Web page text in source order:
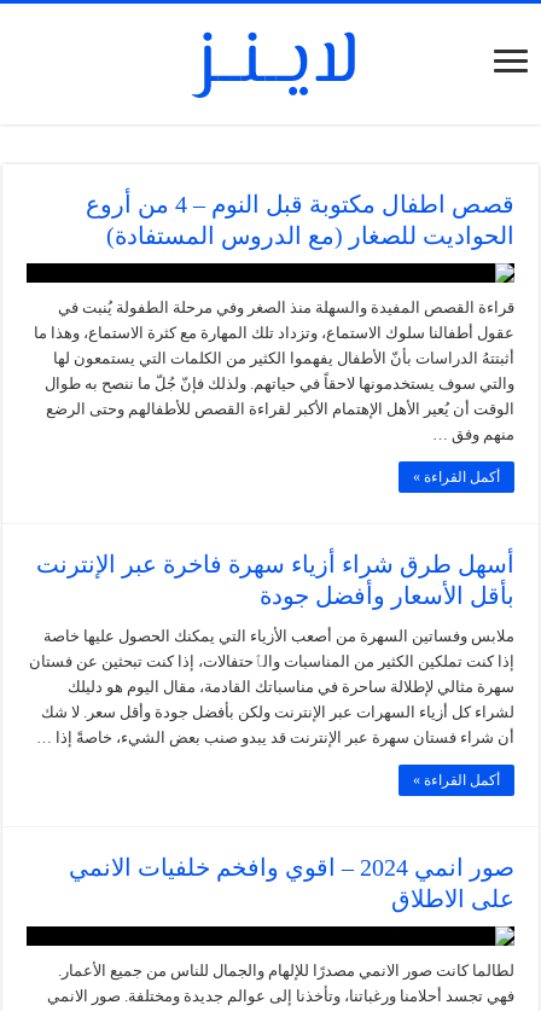
قصص اطفال مكتوبة قبل النوم – 4 من أروع
الحواديت للصغار (مع الدروس المستفادة)
قراءة القصص المفيدة والسهلة منذ الصغر وفي مرحلة الطفولة يُنبت في
عقول أطفالنا سلوك الاستماع، وتزداد تلك المهارة مع كثرة الاستماع، وهذا ما
أثبتتهُ الدراسات بأنّ الأطفال يفهموا الكثير من الكلمات التي يستمعون لها
والتي سوف يستخدمونها لاحقاً في حياتهم. ولذلك فإنّ جُلّ ما ننصح به طوال
الوقت أن يُعير الأهل الإهتمام الأكبر لقراءة القصص للأطفالهم وحتى الرضع
منهم وفق …
أكمل القراءة »
أسهل طرق شراء أزياء سهرة فاخرة عبر الإنترنت
بأقل الأسعار وأفضل جودة
ملابس وفساتين السهرة من أصعب الأزياء التي يمكنك الحصول عليها خاصة
إذا كنت تملكين الكثير من المناسبات والٱحتفالات، إذا كنت تبحثين عن فستان
سهرة مثالي لإطلالة ساحرة في مناسباتك القادمة، مقال اليوم هو دليلك
لشراء كل أزياء السهرات عبر الإنترنت ولكن بأفضل جودة وأقل سعر. لا شك
أن شراء فستان سهرة عبر الإنترنت قد يبدو صنب بعض الشيء، خاصةً إذا …
أكمل القراءة »
صور انمي 2024 – اقوي وافخم خلفيات الانمي
على الاطلاق
لطالما كانت صور الانمي مصدرًا للإلهام والجمال للناس من جميع الأعمار.
فهي تجسد أحلامنا ورغباتنا، وتأخذنا إلى عوالم جديدة ومختلفة. صور الانمي